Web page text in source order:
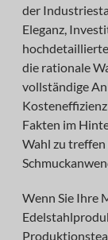
der
Eleganz,
die rationale
vollständige
Fakten im
Wahl zu
Wenn Sie Ihre